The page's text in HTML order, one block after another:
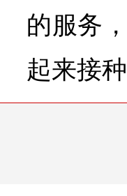
的服务
起来接